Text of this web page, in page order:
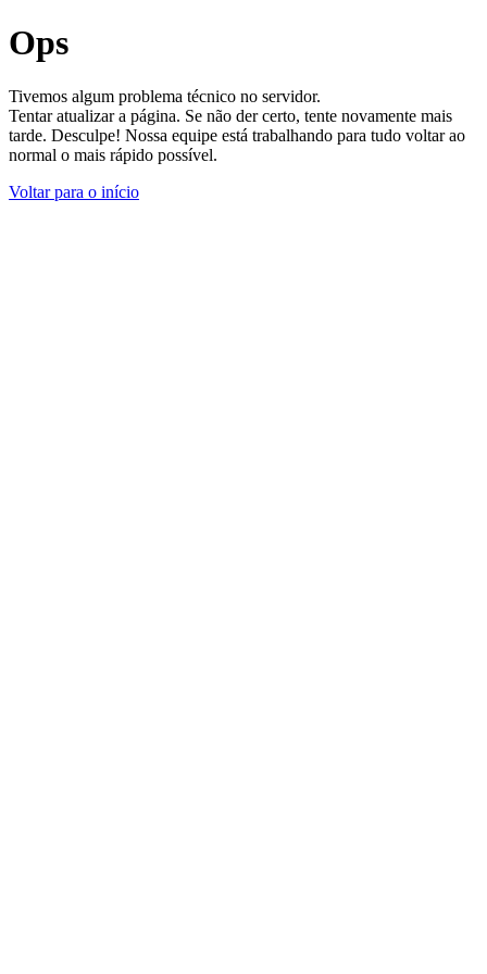
Ops
Tivemos algum problema técnico no servidor.
Tentar atualizar a página. Se não der certo, tente novamente mais
tarde. Desculpe! Nossa equipe está trabalhando para tudo voltar ao
normal o mais rápido possível.
Voltar para o início